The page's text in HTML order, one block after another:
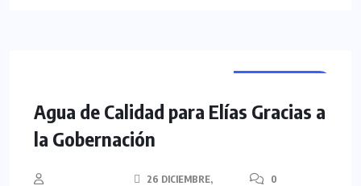
Agua de Calidad para Elías Gracias a
la Gobernación
26 DICIEMBRE,
0